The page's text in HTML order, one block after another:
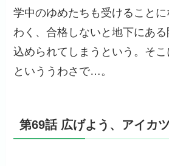
学中のゆめたちも受けること
わく、合格しないと地下にあ
込められてしまうという。そ
といううわさで…。
第69話 広げよう、アイカ